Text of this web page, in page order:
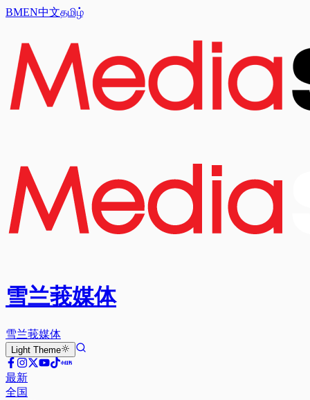
BMEN中文தமிழ்
雪兰莪媒体
雪兰莪媒体
Light Theme
最新
全国